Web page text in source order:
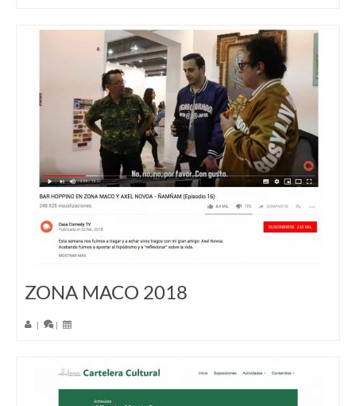
ZONA MACO 2018
| |